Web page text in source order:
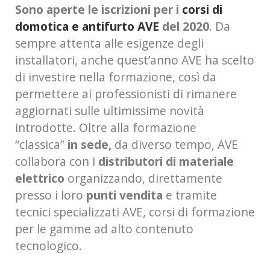
Sono aperte le iscrizioni per i corsi di
domotica e antifurto AVE del 2020. Da
sempre attenta alle esigenze degli
installatori, anche quest’anno AVE ha scelto
di investire nella formazione, così da
permettere ai professionisti di rimanere
aggiornati sulle ultimissime novità
introdotte. Oltre alla formazione
“classica” in sede, da diverso tempo, AVE
collabora con i distributori di materiale
elettrico organizzando, direttamente
presso i loro punti vendita e tramite
tecnici specializzati AVE, corsi di formazione
per le gamme ad alto contenuto
tecnologico.